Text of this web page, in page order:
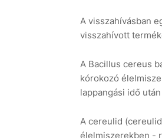
A visszahívásban
visszahívott
A Bacillus cereus
kórokozó
lappangási idő
A cereulid
élelmiszerekben -